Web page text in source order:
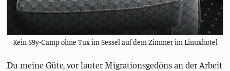
Kein S9y-Camp ohne Tux im Sessel auf dem Zimmer im Linuxhotel
Du meine Güte, vor lauter Migrationsgedöns an der Arbeit